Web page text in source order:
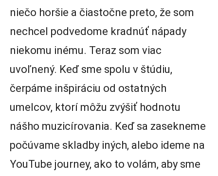
niečo horšie a čiastočne preto, že som
nechcel podvedome kradnúť nápady
niekomu inému. Teraz som viac
uvoľnený. Keď sme spolu v štúdiu,
čerpáme inšpiráciu od ostatných
umelcov, ktorí môžu zvýšiť hodnotu
nášho muzicírovania. Keď sa zasekneme
počúvame skladby iných, alebo ideme na
YouTube journey, ako to volám, aby sme